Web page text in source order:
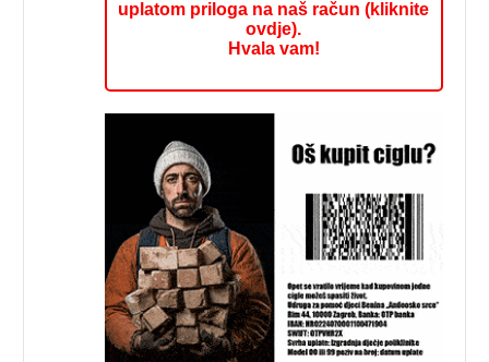
uplatom priloga na naš račun (kliknite
ovdje).
Hvala vam!